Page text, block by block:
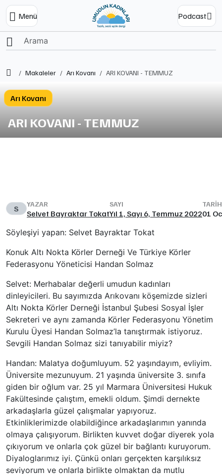
Menü Podcast
Ana SayfaMakaleler Arı Kovanı ARI KOVANI - TEMMUZ
Arı Kovanı
ARI KOVANI - TEMMUZ
S YAZAR
Selvet Bayraktar Tokat
SAYI
Yıl 1, Sayı 6, Temmuz 2022
TARIH
01
Söyleşiyi yapan: Selvet Bayraktar Tokat
Konuk Altı Nokta Körler Derneği Ve Türkiye Körler
Federasyonu Yöneticisi Handan Solmaz
Selvet: Merhabalar değerli umudun kadınları
dinleyicileri. Bu sayımızda Arıkovanı köşemizde sizleri
Altı Nokta Körler Derneği İstanbul Şubesi Sosyal İşler
Sekreteri ve aynı zamanda Körler Federasyonu Yönetim
Kurulu Üyesi Handan Solmaz’la tanıştırmak istiyoruz.
Sevgili Handan Solmaz sizi tanıyabilir miyiz?
Handan: Malatya doğumluyum. 52 yaşındayım, evliyim.
Üniversite mezunuyum. 21 yaşında üniversite 3. sınıfa
giden bir oğlum var. 25 yıl Marmara Üniversitesi Hukuk
Fakültesinde çalıştım, emekli oldum. Şimdi dernekte
arkadaşlarla güzel çalışmalar yapıyoruz.
Etkinliklerimizde olabildiğince arkadaşlarımın yanında
olmaya çalışıyorum. Birlikten kuvvet doğar diyerek yola
çıkıyorum ve onlarla çok güzel bir bağlantı kuruyorum.
Diyaloglarımız iyi. Çünkü onları gerçekten karşılıksız
seviyorum ve onlarla birlikte olmaktan da mutlu